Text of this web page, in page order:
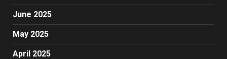
June 2025
May 2025
April 2025